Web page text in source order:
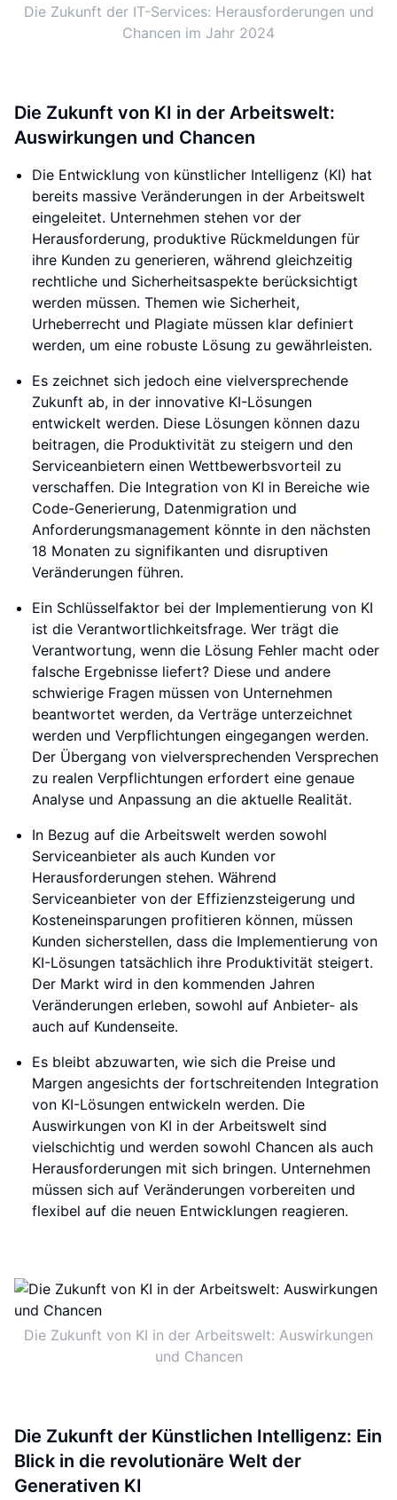
Die Zukunft der IT-Services: Herausforderungen und
Chancen im Jahr 2024
Die Zukunft von KI in der Arbeitswelt:
Auswirkungen und Chancen
Die Entwicklung von künstlicher Intelligenz (KI) hat
bereits massive Veränderungen in der Arbeitswelt
eingeleitet. Unternehmen stehen vor der
Herausforderung, produktive Rückmeldungen für
ihre Kunden zu generieren, während gleichzeitig
rechtliche und Sicherheitsaspekte berücksichtigt
werden müssen. Themen wie Sicherheit,
Urheberrecht und Plagiate müssen klar definiert
werden, um eine robuste Lösung zu gewährleisten.
Es zeichnet sich jedoch eine vielversprechende
Zukunft ab, in der innovative KI-Lösungen
entwickelt werden. Diese Lösungen können dazu
beitragen, die Produktivität zu steigern und den
Serviceanbietern einen Wettbewerbsvorteil zu
verschaffen. Die Integration von KI in Bereiche wie
Code-Generierung, Datenmigration und
Anforderungsmanagement könnte in den nächsten
18 Monaten zu signifikanten und disruptiven
Veränderungen führen.
Ein Schlüsselfaktor bei der Implementierung von KI
ist die Verantwortlichkeitsfrage. Wer trägt die
Verantwortung, wenn die Lösung Fehler macht oder
falsche Ergebnisse liefert? Diese und andere
schwierige Fragen müssen von Unternehmen
beantwortet werden, da Verträge unterzeichnet
werden und Verpflichtungen eingegangen werden.
Der Übergang von vielversprechenden Versprechen
zu realen Verpflichtungen erfordert eine genaue
Analyse und Anpassung an die aktuelle Realität.
In Bezug auf die Arbeitswelt werden sowohl
Serviceanbieter als auch Kunden vor
Herausforderungen stehen. Während
Serviceanbieter von der Effizienzsteigerung und
Kosteneinsparungen profitieren können, müssen
Kunden sicherstellen, dass die Implementierung von
KI-Lösungen tatsächlich ihre Produktivität steigert.
Der Markt wird in den kommenden Jahren
Veränderungen erleben, sowohl auf Anbieter- als
auch auf Kundenseite.
Es bleibt abzuwarten, wie sich die Preise und
Margen angesichts der fortschreitenden Integration
von KI-Lösungen entwickeln werden. Die
Auswirkungen von KI in der Arbeitswelt sind
vielschichtig und werden sowohl Chancen als auch
Herausforderungen mit sich bringen. Unternehmen
müssen sich auf Veränderungen vorbereiten und
flexibel auf die neuen Entwicklungen reagieren.
Die Zukunft von KI in der Arbeitswelt: Auswirkungen
und Chancen
Die Zukunft der Künstlichen Intelligenz: Ein
Blick in die revolutionäre Welt der
Generativen KI